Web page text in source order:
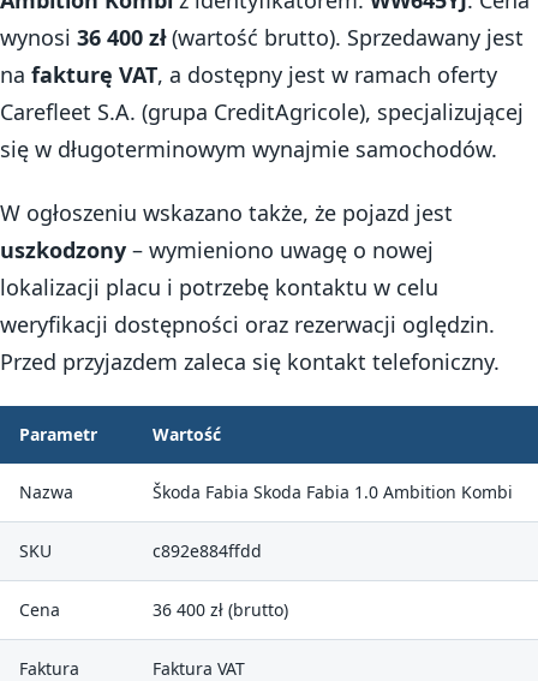
wynosi 36 400 zł(wartość brutto). Sprzedawany jest
na fakturę VAT, a dostępny jest w ramach oferty
Carefleet S.A. (grupa CreditAgricole), specjalizującej
się w długoterminowym wynajmie samochodów.
W ogłoszeniu wskazano także, że pojazd jest
uszkodzony – wymieniono uwagę o nowej
lokalizacji placu i potrzebę kontaktu w celu
weryfikacji dostępności oraz rezerwacji oględzin.
Przed przyjazdem zaleca się kontakt telefoniczny.
Parametr Wartość
Nazwa Škoda Fabia Skoda Fabia 1.0 Ambition Kombi
SKU c892e884ffdd
Cena 36 400 zł (brutto)
Faktura Faktura VAT